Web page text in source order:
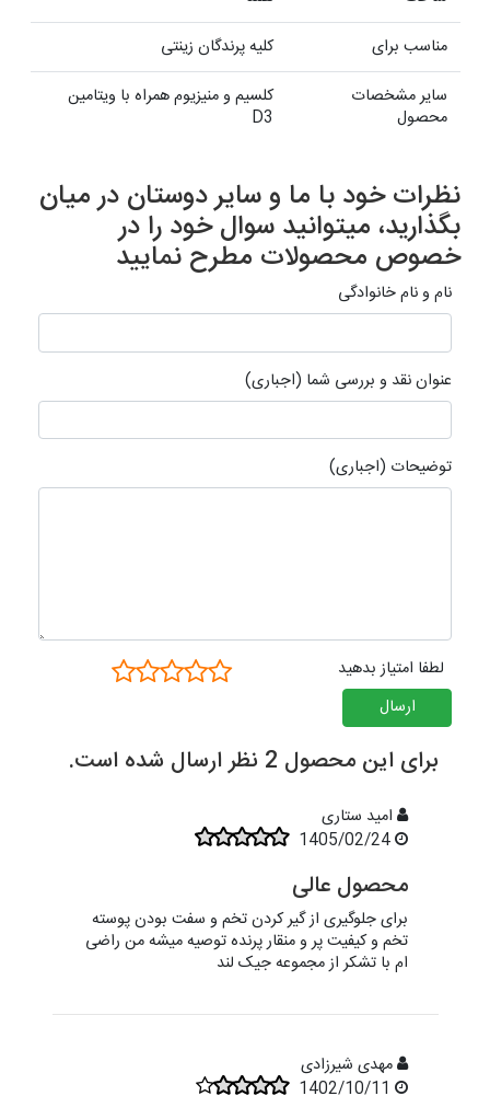
مناسب برای
کلیه پرندگان زینتی
سایر مشخصات
محصول
کلسیم و منیزیوم همراه با ویتامین
D3
نظرات خود با ما و سایر دوستان در میان
بگذارید، میتوانید سوال خود را در
خصوص محصولات مطرح نمایید
نام و نام خانوادگی
عنوان نقد و بررسی شما (اجباری)
توضیحات (اجباری)
لطفا امتیاز بدهید
ارسال
برای این محصول 2 نظر ارسال شده است.
امید ستاری
محصول عالی
برای جلوگیری از گیر کردن تخم و سفت بودن پوسته
تخم و کیفیت پر و منقار پرنده توصیه میشه من راضی
ام با تشکر از مجموعه جیک لند
مهدی شیرزادی